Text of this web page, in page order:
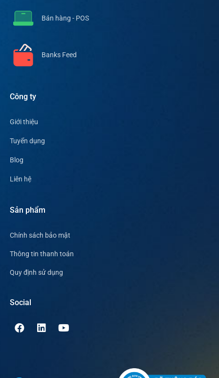
Bán hàng - POS
Banks Feed
Công ty
Giới thiệu
Tuyển dụng
Blog
Liên hệ
Sản phẩm
Chính sách bảo mật
Thông tin thanh toán
Quy định sử dụng
Social